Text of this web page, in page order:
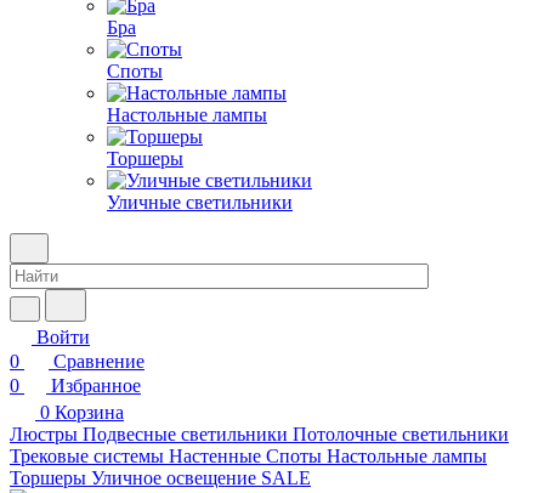
Бра
Споты
Настольные лампы
Торшеры
Уличные светильники
Войти
0
Сравнение
0
Избранное
0 Корзина
Люстры Подвесные светильники Потолочные светильники
Трековые системы Настенные Споты Настольные лампы
Торшеры Уличное освещение SALE